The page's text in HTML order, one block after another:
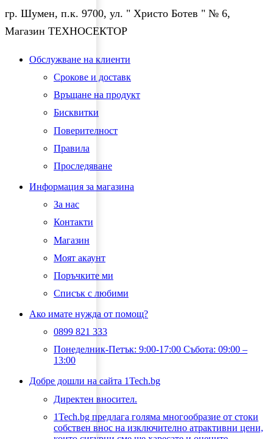
гр. Шумен, п.к. 9700, ул. " Христо Ботев " № 6,
Магазин ТЕХНОСЕКТОР
Facebook
Twitter
Instagram
Pinterest
Linkedin
Youtube
VimeoОбслужване на клиенти
Срокове и доставк
Връщане на продукт
Бисквитки
Поверителност
Правила
Проследяване
Информация за магазина
За нас
Контакти
Магазин
Моят акаунт
Поръчките ми
Списък с любими
Ако имате нужда от помощ?
0899 821 333
Понеделник-Петък: 9:00-17:00 Събота: 09:00 –
13:00
Добре дошли на сайта 1Tech.bg
Директен вносител.
1Tech.bg предлага голяма многообразие от стоки
собствен внос на изключително атрактивни цени,